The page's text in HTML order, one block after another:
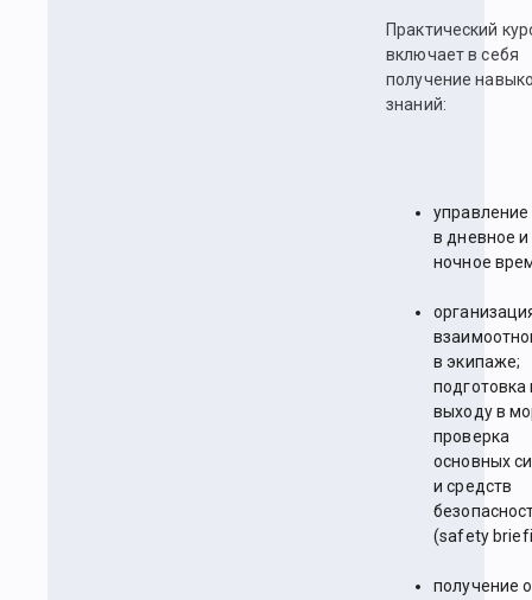
Практический
включает в себя
получение
знаний:
управление
в дневное и
ночное
в экипаже;
подготовка
выходу в
проверка
основных
и средств
(safety
получение